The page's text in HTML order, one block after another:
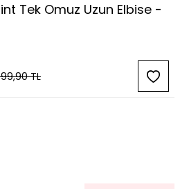
Tek Omuz Uzun Elbise -
TL